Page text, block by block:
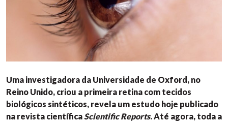
Uma investigadora da Universidade de Oxford, no
Reino Unido, criou a primeira retina com tecidos
biológicos sintéticos, revela um estudo hoje publicado
na revista científicaScientific Reports. Até agora, toda a